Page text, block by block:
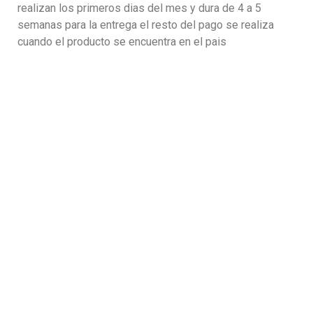
realizan los primeros dias del mes y dura de 4 a 5
semanas para la entrega el resto del pago se realiza
cuando el producto se encuentra en el pais